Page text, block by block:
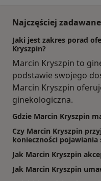
Najczęściej
Jaki jest zakres porad
Kryszpin?
Marcin Kryszpin to
podstawie swojego
Marcin Kryszpin
ginekologiczna.
Gdzie Marcin Kryszpin
Czy Marcin Kryszpin
konieczności pojawiania
Jak Marcin Kryszpin
Jak Marcin Kryszpin